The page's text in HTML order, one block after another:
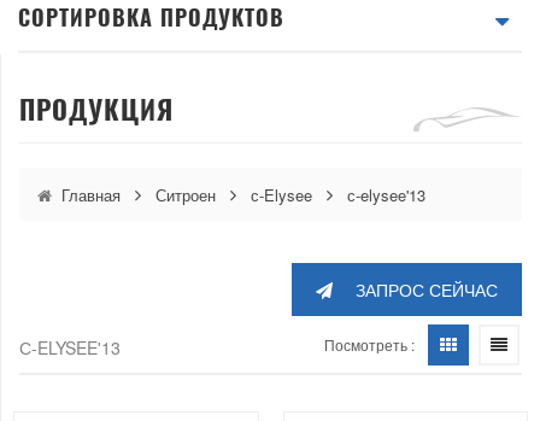
СОРТИРОВКА ПРОДУКТОВ
ПРОДУКЦИЯ
Главная Ситроен с-Elysee с-elysee'13
ЗАПРОС СЕЙЧАС
С-ELYSEE'13 Посмотреть :